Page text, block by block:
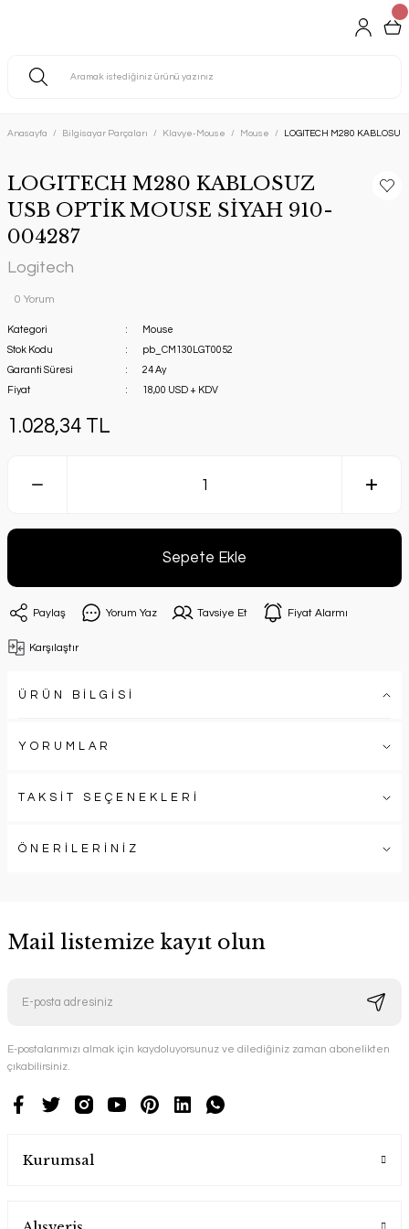
Anasayfa Bilgisayar Parçaları Klavye-Mouse Mouse LOGITECH M280
LOGITECH M280 KABLOSUZ
USB OPTİK MOUSE SİYAH 910-
004287
Logitech
0 Yorum
Kategori
Mouse
Stok Kodu
pb_CM130LGT0052
Garanti Süresi
24 Ay
Fiyat
18,00 USD + KDV
1.028,34 TL
Sepete Ekle
Paylaş Yorum Yaz Tavsiye Et Fiyat Alarmı
Karşılaştır
ÜRÜN BİLGİSİ
YORUMLAR
TAKSİT SEÇENEKLERİ
ÖNERİLERİNİZ
Mail listemize kayıt olun
E-postalarımızı almak için kaydoluyorsunuz ve dilediğiniz zaman abonelikten
çıkabilirsiniz.
Kurumsal